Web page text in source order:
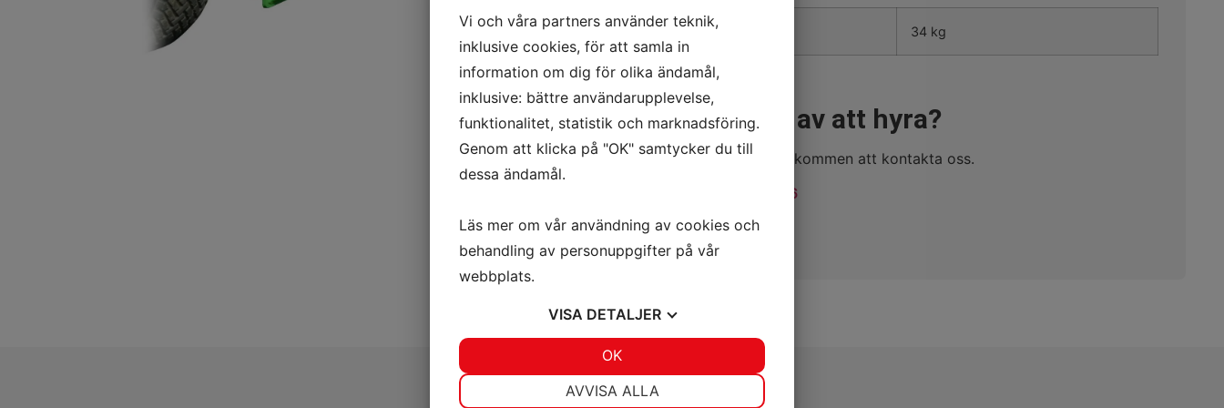
Vikt 34 kg
Intresserad av att hyra?
Vid intresse är du välkommen att kontakta oss.
046-12 11 16
Mail:info@jtf.nu
Vi och våra partners använder teknik,
inklusive cookies, för att samla in
information om dig för olika ändamål,
inklusive: bättre användarupplevelse,
funktionalitet, statistik och marknadsföring.
Genom att klicka på "OK" samtycker du till
dessa ändamål.
Läs mer om vår användning av cookies och
behandling av personuppgifter på vår
webbplats.
VISA DETALJER
AVVISA ALLA
OK